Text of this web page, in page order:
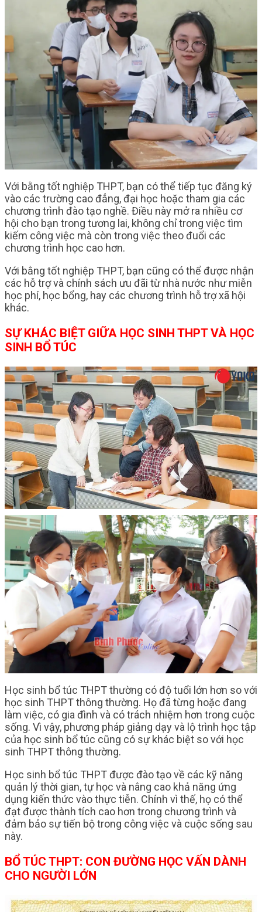
Với bằng tốt nghiệp THPT, bạn có thể tiếp tục đăng ký
vào các trường cao đẳng, đại học hoặc tham gia các
chương trình đào tạo nghề. Điều này mở ra nhiều cơ
hội cho bạn trong tương lai, không chỉ trong việc tìm
kiếm công việc mà còn trong việc theo đuổi các
chương trình học cao hơn.
Với bằng tốt nghiệp THPT, bạn cũng có thể được nhận
các hỗ trợ và chính sách ưu đãi từ nhà nước như miễn
học phí, học bổng, hay các chương trình hỗ trợ xã hội
khác.
SỰ KHÁC BIỆT GIỮA HỌC SINH THPT VÀ HỌC
SINH BỔ TÚC
Học sinh bổ túc THPT thường có độ tuổi lớn hơn so với
học sinh THPT thông thường. Họ đã từng hoặc đang
làm việc, có gia đình và có trách nhiệm hơn trong cuộc
sống. Vì vậy, phương pháp giảng dạy và lộ trình học tập
của học sinh bổ túc cũng có sự khác biệt so với học
sinh THPT thông thường.
Học sinh bổ túc THPT được đào tạo về các kỹ năng
quản lý thời gian, tự học và nâng cao khả năng ứng
dụng kiến thức vào thực tiễn. Chính vì thế, họ có thể
đạt được thành tích cao hơn trong chương trình và
đảm bảo sự tiến bộ trong công việc và cuộc sống sau
này.
BỔ TÚC THPT: CON ĐƯỜNG HỌC VẤN DÀNH
CHO NGƯỜI LỚN